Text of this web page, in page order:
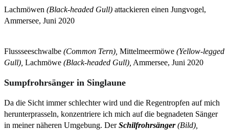
Lachmöwen (Black-headed Gull) attackieren einen Jungvogel,
Ammersee, Juni 2020
Flussseeschwalbe (Common Tern), Mittelmeermöwe (Yellow-legged
Gull), Lachmöwe (Black-headed Gull), Ammersee, Juni 2020
Sumpfrohrsänger in Singlaune
Da die Sicht immer schlechter wird und die Regentropfen auf mich
herunterprasseln, konzentriere ich mich auf die begnadeten Sänger
in meiner näheren Umgebung. DerSchilfrohrsänger(Bild),